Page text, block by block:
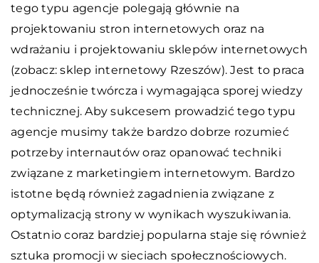
tego typu agencje polegają głównie na
projektowaniu stron internetowych oraz na
wdrażaniu i projektowaniu sklepów internetowych
(zobacz: sklep internetowy Rzeszów). Jest to praca
jednocześnie twórcza i wymagająca sporej wiedzy
technicznej. Aby sukcesem prowadzić tego typu
agencje musimy także bardzo dobrze rozumieć
potrzeby internautów oraz opanować techniki
związane z marketingiem internetowym. Bardzo
istotne będą również zagadnienia związane z
optymalizacją strony w wynikach wyszukiwania.
Ostatnio coraz bardziej popularna staje się również
sztuka promocji w sieciach społecznościowych.